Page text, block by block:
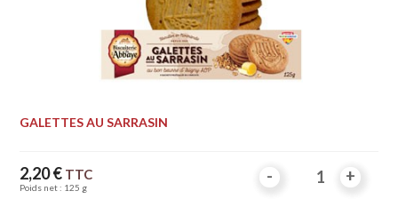
GALETTES AU SARRASIN
Prix
2,20 € TTC
Poids net : 125 g
- +
- +